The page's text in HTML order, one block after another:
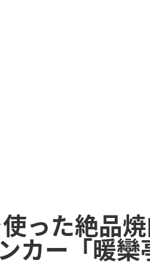
った絶品
カー「暖欒